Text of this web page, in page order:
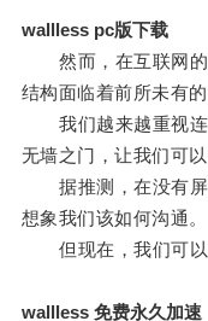
wallless pc版下载
然而，在互联网的
结构面临着前所未有的
我们越来越重视连
无墙之门，让我们可
据推测，在没有屏
想象我们该如何沟通。
但现在，我们可以
wallless 免费永久加速